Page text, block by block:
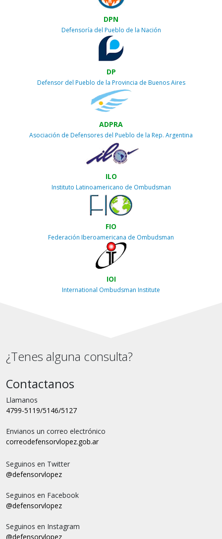
DPN
Defensoría del Pueblo de la Nación
DP
Defensor del Pueblo de la Provincia de Buenos Aires
ADPRA
Asociación de Defensores del Pueblo de la Rep. Argentina
ILO
Instituto Latinoamericano de Ombudsman
FIO
Federación Iberoamericana de Ombudsman
IOI
International Ombudsman Institute
¿Tenes alguna consulta?
Contactanos
Llamanos
4799-5119/5146/5127
Envianos un correo electrónico
correodefensorvlopez.gob.ar
Seguinos en Twitter
@defensorvlopez
Seguinos en Facebook
@defensorvlopez
Seguinos en Instagram
@defensorvlopez